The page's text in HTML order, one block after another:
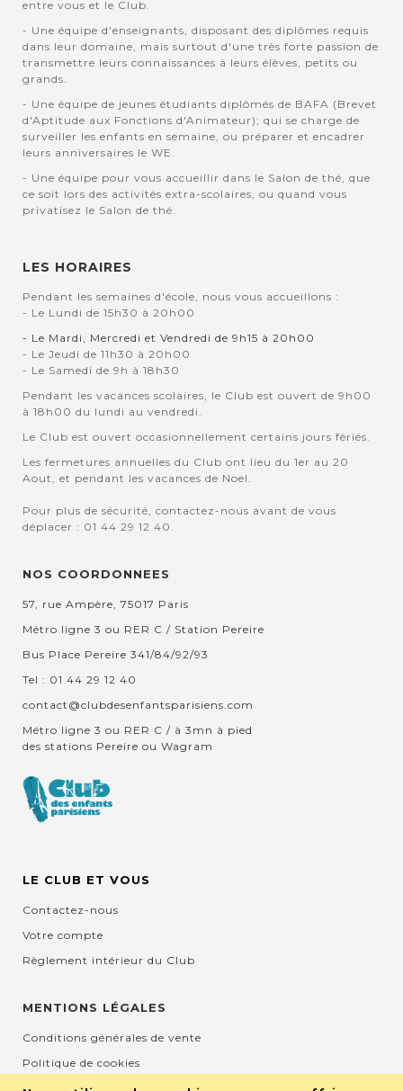
entre vous et le Club.
- Une équipe d'enseignants, disposant des diplômes requis
dans leur domaine, mais surtout d'une très forte passion de
transmettre leurs connaissances à leurs élèves, petits ou
grands.
- Une équipe de jeunes étudiants diplômés de BAFA (Brevet
d'Aptitude aux Fonctions d'Animateur); qui se charge de
surveiller les enfants en semaine, ou préparer et encadrer
leurs anniversaires le WE.
- Une équipe pour vous accueillir dans le Salon de thé, que
ce soit lors des activités extra-scolaires, ou quand vous
privatisez le Salon de thé.
LES HORAIRES
Pendant les semaines d'école, nous vous accueillons :
- Le Lundi de 15h30 à 20h00
- Le Mardi, Mercredi et Vendredi de 9h15 à 20h00
- Le Jeudi de 11h30 à 20h00
- Le Samedi de 9h à 18h30
Pendant les vacances scolaires, le Club est ouvert de 9h00
à 18h00 du lundi au vendredi.
Le Club est ouvert occasionnellement certains jours fériés.
Les fermetures annuelles du Club ont lieu du 1er au 20
Aout, et pendant les vacances de Noel.
Pour plus de sécurité, contactez-nous avant de vous
déplacer : 01 44 29 12 40.
NOS COORDONNEES
57, rue Ampère, 75017 Paris
Métro ligne 3 ou RER C / Station Pereire
Bus Place Pereire 341/84/92/93
Tel : 01 44 29 12 40
contact@clubdesenfantsparisiens.com
Métro ligne 3 ou RER C / à 3mn à pied
des stations Pereire ou Wagram
LE CLUB ET VOUS
Contactez-nous
Votre compte
Règlement intérieur du Club
MENTIONS LÉGALES
Conditions générales de vente
Politique de cookies
Mentions légales et CGU